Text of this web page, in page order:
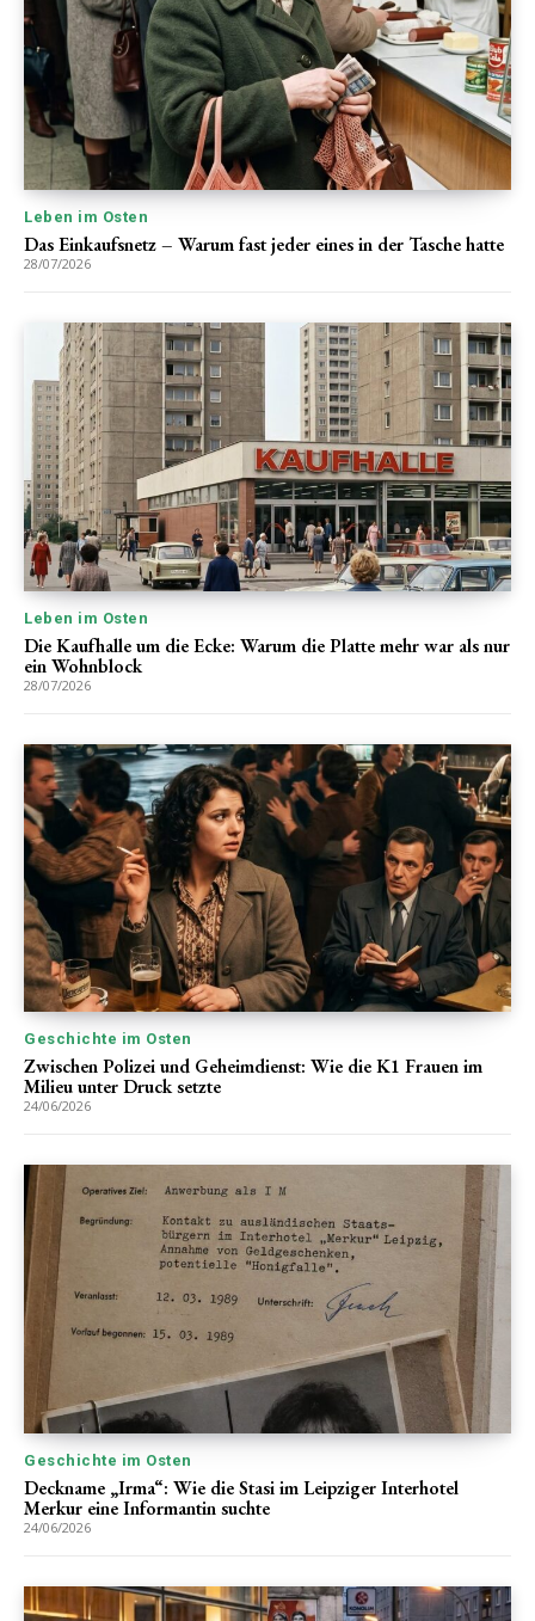
Leben im Osten
Das Einkaufsnetz – Warum fast jeder eines in der Tasche hatte
28/07/2026
Leben im Osten
Die Kaufhalle um die Ecke: Warum die Platte mehr war als nur
ein Wohnblock
28/07/2026
Geschichte im Osten
Zwischen Polizei und Geheimdienst: Wie die K1 Frauen im
Milieu unter Druck setzte
24/06/2026
Geschichte im Osten
Deckname „Irma“: Wie die Stasi im Leipziger Interhotel
Merkur eine Informantin suchte
24/06/2026